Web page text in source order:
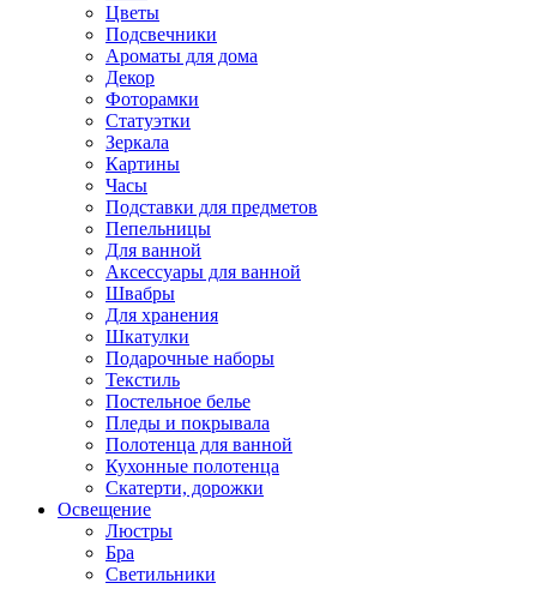
Цветы
Подсвечники
Ароматы для дома
Декор
Фоторамки
Статуэтки
Зеркала
Картины
Часы
Подставки для предметов
Пепельницы
Для ванной
Аксессуары для ванной
Швабры
Для хранения
Шкатулки
Подарочные наборы
Текстиль
Постельное белье
Пледы и покрывала
Полотенца для ванной
Кухонные полотенца
Скатерти, дорожки
Освещение
Люстры
Бра
Светильники